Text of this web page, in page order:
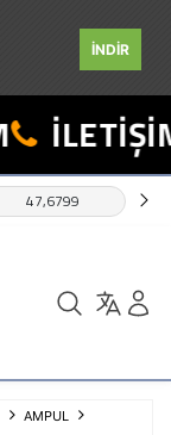
İNDİR
47,6799
AMPUL